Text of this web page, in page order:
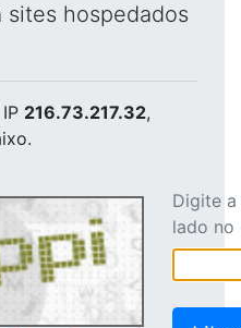
sites hospedados
216.73.217.32,
Digite
lado no